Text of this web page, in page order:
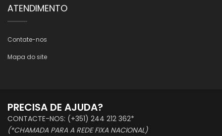
ATENDIMENTO
Contate-nos
Mapa do site
PRECISA DE AJUDA?
CONTACTE-NOS: (+351) 244 212 362*
(*CHAMADA PARA A REDE FIXA NACIONAL)